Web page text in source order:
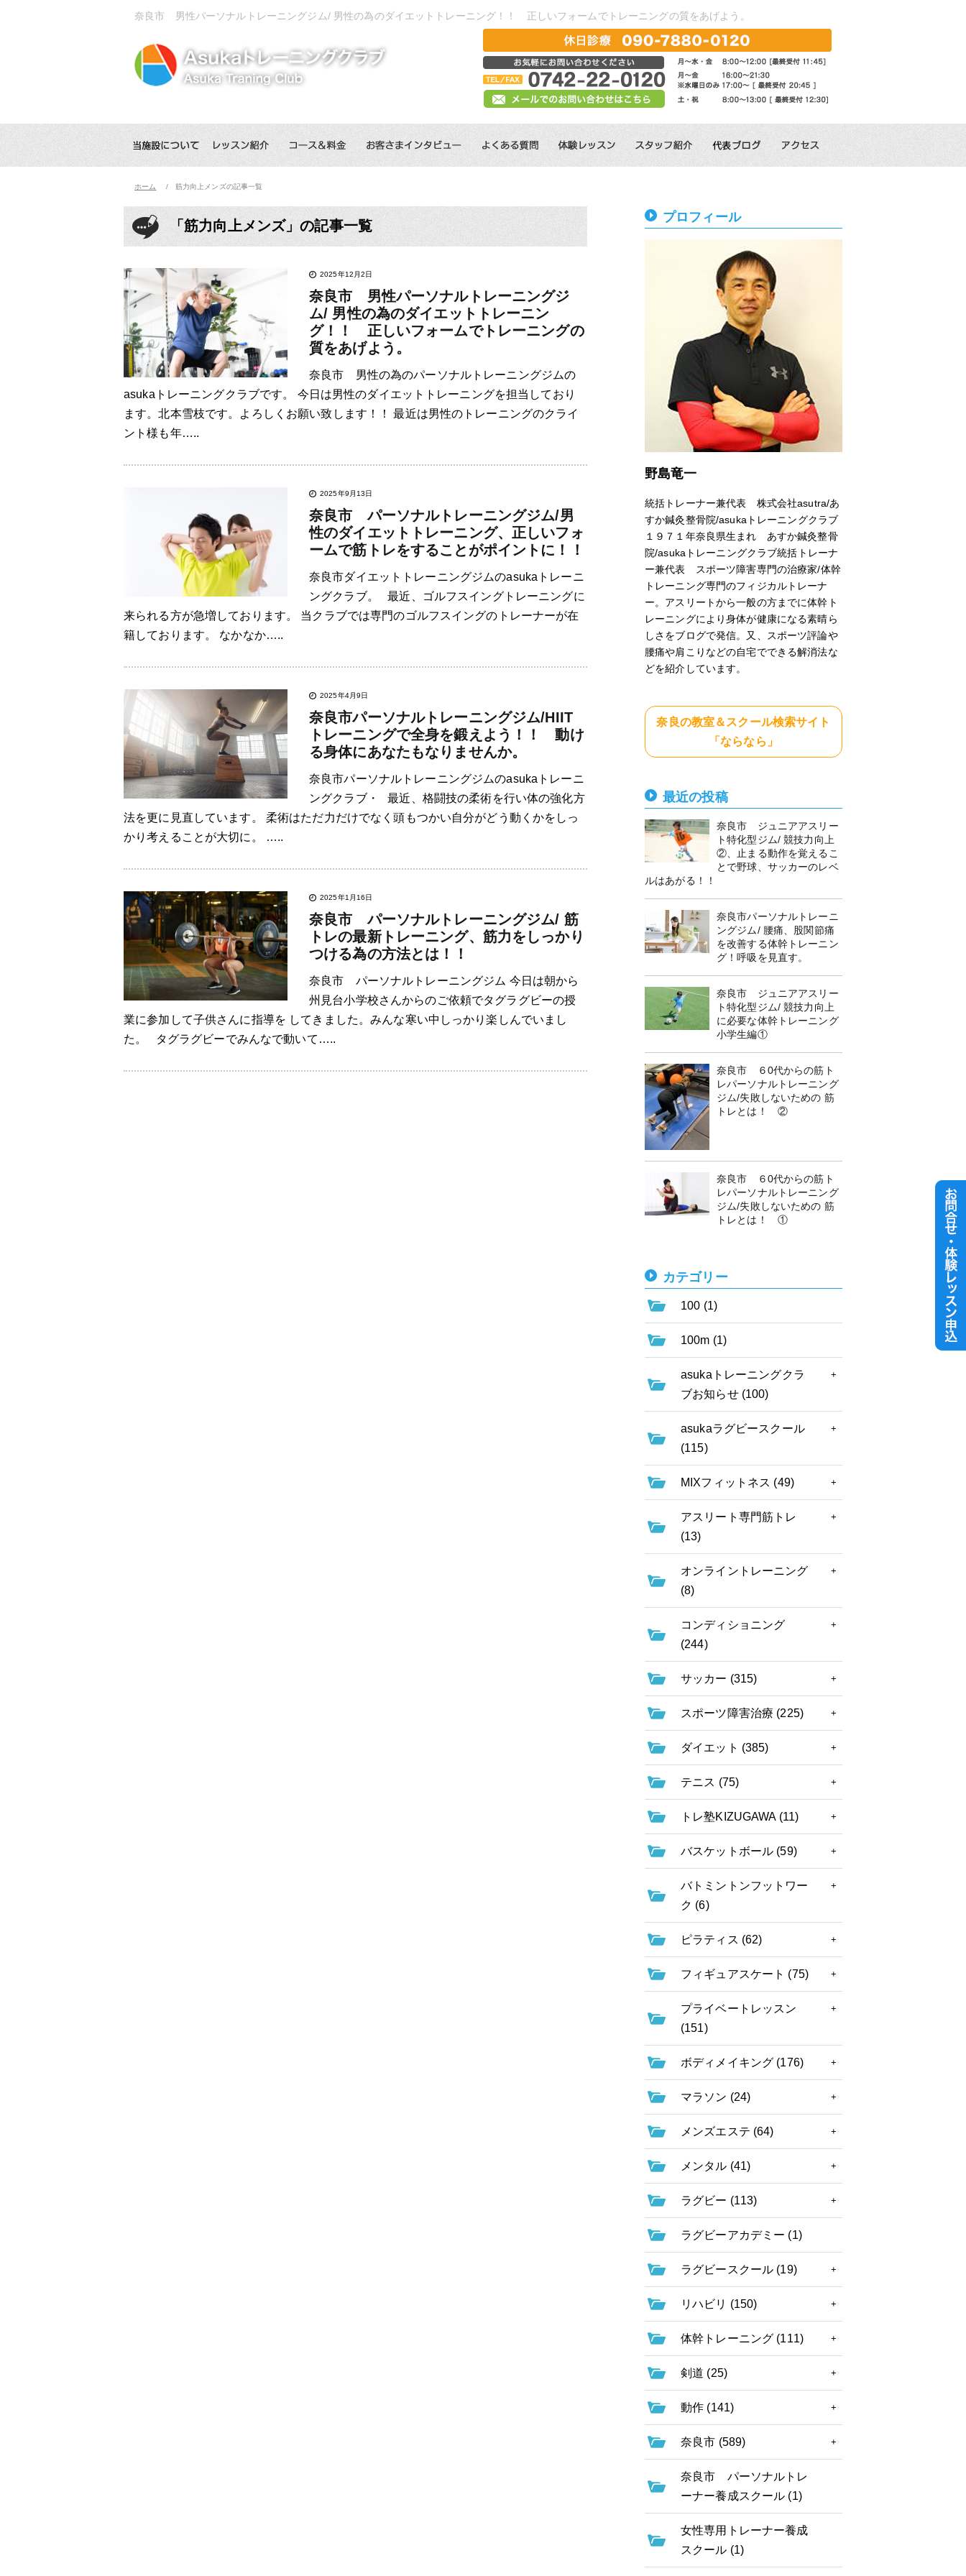
奈良市 男性パーソナルトレーニングジム/ 男性の為のダイエットトレーニング！！ 正しいフォームでトレーニングの質をあげよう。
ホーム 筋力向上メンズの記事一覧
「筋力向上メンズ」の記事一覧
2025年12月2日
奈良市 男性パーソナルトレーニングジ
ム/ 男性の為のダイエットトレーニン
グ！！ 正しいフォームでトレーニングの
質をあげよう。
奈良市 男性の為のパーソナルトレーニングジムの
asukaトレーニングクラブです。 今日は男性のダイエットトレーニングを担当しており
ます。北本雪枝です。よろしくお願い致します！！ 最近は男性のトレーニングのクライ
ント様も年…..
2025年9月13日
奈良市 パーソナルトレーニングジム/男
性のダイエットトレーニング、正しいフォ
ームで筋トレをすることがポイントに！！
奈良市ダイエットトレーニングジムのasukaトレーニ
ングクラブ。 最近、ゴルフスイングトレーニングに
来られる方が急増しております。 当クラブでは専門のゴルフスイングのトレーナーが在
籍しております。 なかなか…..
2025年4月9日
奈良市パーソナルトレーニングジム/HIIT
トレーニングで全身を鍛えよう！！ 動け
る身体にあなたもなりませんか。
奈良市パーソナルトレーニングジムのasukaトレーニ
ングクラブ・ 最近、格闘技の柔術を行い体の強化方
法を更に見直しています。 柔術はただ力だけでなく頭もつかい自分がどう動くかをしっ
かり考えることが大切に。 …..
2025年1月16日
奈良市 パーソナルトレーニングジム/ 筋
トレの最新トレーニング、筋力をしっかり
つける為の方法とは！！
奈良市 パーソナルトレーニングジム 今日は朝から
州見台小学校さんからのご依頼でタグラグビーの授
業に参加して子供さんに指導を してきました。みんな寒い中しっかり楽しんでいまし
た。 タグラグビーでみんなで動いて…..
プロフィール
野島竜一
統括トレーナー兼代表 株式会社asutra/あ
すか鍼灸整骨院/asukaトレーニングクラブ
１９７１年奈良県生まれ あすか鍼灸整骨
院/asukaトレーニングクラブ統括トレーナ
ー兼代表 スポーツ障害専門の治療家/体幹
トレーニング専門のフィジカルトレーナ
ー。アスリートから一般の方までに体幹ト
レーニングにより身体が健康になる素晴ら
しさをブログで発信。又、スポーツ評論や
腰痛や肩こりなどの自宅でできる解消法な
どを紹介しています。
奈良の教室＆スクール検索サイト
「ならなら」
最近の投稿
奈良市 ジュニアアスリー
ト特化型ジム/ 競技力向上
②、止まる動作を覚えるこ
とで野球、サッカーのレベ
ルはあがる！！
奈良市パーソナルトレーニ
ングジム/ 腰痛、股関節痛
を改善する体幹トレーニン
グ！呼吸を見直す。
奈良市 ジュニアアスリー
ト特化型ジム/ 競技力向上
に必要な体幹トレーニング
小学生編①
奈良市 ６0代からの筋ト
レパーソナルトレーニング
ジム/失敗しないための 筋
トレとは！ ②
奈良市 ６0代からの筋ト
レパーソナルトレーニング
ジム/失敗しないための 筋
トレとは！ ①
カテゴリー
100 (1)
100m (1)
asukaトレーニングクラ
ブお知らせ (100)
asukaラグビースクール
(115)
MIXフィットネス (49)
アスリート専門筋トレ
(13)
オンライントレーニング
(8)
コンディショニング
(244)
サッカー (315)
スポーツ障害治療 (225)
ダイエット (385)
テニス (75)
トレ塾KIZUGAWA (11)
バスケットボール (59)
バトミントンフットワー
ク (6)
ピラティス (62)
フィギュアスケート (75)
プライベートレッスン
(151)
ボディメイキング (176)
マラソン (24)
メンズエステ (64)
メンタル (41)
ラグビー (113)
ラグビーアカデミー (1)
ラグビースクール (19)
リハビリ (150)
体幹トレーニング (111)
剣道 (25)
動作 (141)
奈良市 (589)
奈良市 パーソナルトレ
ーナー養成スクール (1)
女性専用トレーナー養成
スクール (1)